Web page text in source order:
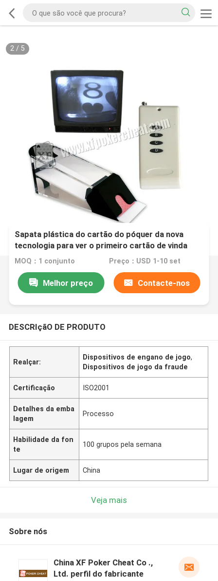
2/ 5
Sapata plástica do cartão do póquer da nova
tecnologia para ver o primeiro cartão de vinda
MOQ：1 conjunto Preço：USD 1-10 set
Melhor preço Contacte-nos
DESCRIçãO DE PRODUTO
Realçar:
Dispositivos de engano de jogo,
Dispositivos de jogo da fraude
Certificação ISO2001
Detalhes da emba
lagem
Processo
Habilidade da fon
te
100 grupos pela semana
Lugar de origem China
Veja mais
Sobre nós
China XF Poker Cheat Co .,
Ltd. perfil do fabricante